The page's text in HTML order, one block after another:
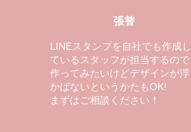
張替
LINEスタンプを自社でも作成し
ているスタッフが担当するので
作ってみたいけどデザインが浮
かばないというかたもOK!
​まずはご相談ください！